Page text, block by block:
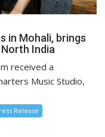
in Mohali, brings
India
received a
Music Studio,
Release